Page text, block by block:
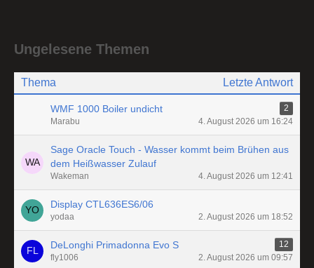
Ungelesene Themen
Thema Letzte Antwort
WMF 1000 Boiler undicht
2
Marabu
4. August 2026 um 16:24
Sage Oracle Touch - Wasser kommt beim Brühen aus
dem Heißwasser Zulauf
Wakeman 4. August 2026 um 12:41
Display CTL636ES6/06
yodaa 2. August 2026 um 18:52
DeLonghi Primadonna Evo S
12
fly1006
2. August 2026 um 09:57